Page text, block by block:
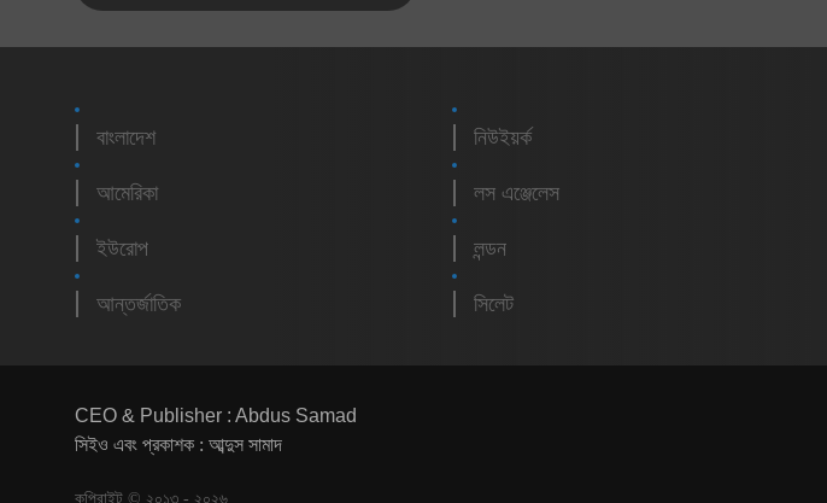
বাংলাদেশ
আমেরিকা
ইউরোপ
আন্তর্জাতিক
নিউইয়র্ক
লস এঞ্জেলেস
লন্ডন
সিলেট
CEO & Publisher : Abdus Samad
সিইও এবং প্রকাশক : আব্দুস সামাদ
কপিরাইট © ২০১৩ - ২০২৬